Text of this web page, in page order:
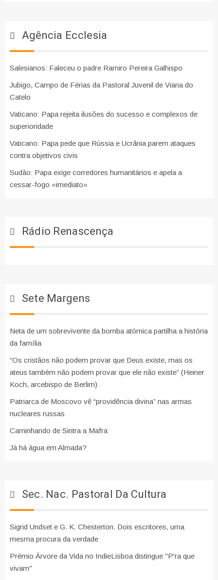
Agência Ecclesia
Salesianos: Faleceu o padre Ramiro Pereira Galhispo
Jubigo, Campo de Férias da Pastoral Juvenil de Viana do
Catelo
Vaticano: Papa rejeita ilusões do sucesso e complexos de
superioridade
Vaticano: Papa pede que Rússia e Ucrânia parem ataques
contra objetivos civis
Sudão: Papa exige corredores humanitários e apela a
cessar-fogo «imediato»
Rádio Renascença
Sete Margens
Neta de um sobrevivente da bomba atómica partilha a história
da família
“Os cristãos não podem provar que Deus existe, mas os
ateus também não podem provar que ele não existe” (Heiner
Koch, arcebispo de Berlim)
Patriarca de Moscovo vê “providência divina” nas armas
nucleares russas
Caminhando de Sintra a Mafra
Já há água em Almada?
Sec. Nac. Pastoral Da Cultura
Sigrid Undset e G. K. Chesterton. Dois escritores, uma
mesma procura da verdade
Prémio Árvore da Vida no IndieLisboa distingue "P'ra que
vivam"